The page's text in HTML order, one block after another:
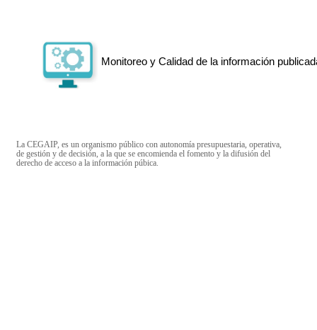
Monitoreo y Calidad de la información
La CEGAIP, es un organismo público con autonomía presupuestaria, operativa,
de gestión y de decisión, a la que se encomienda el fomento y la difusión del
derecho de acceso a la información púbica.